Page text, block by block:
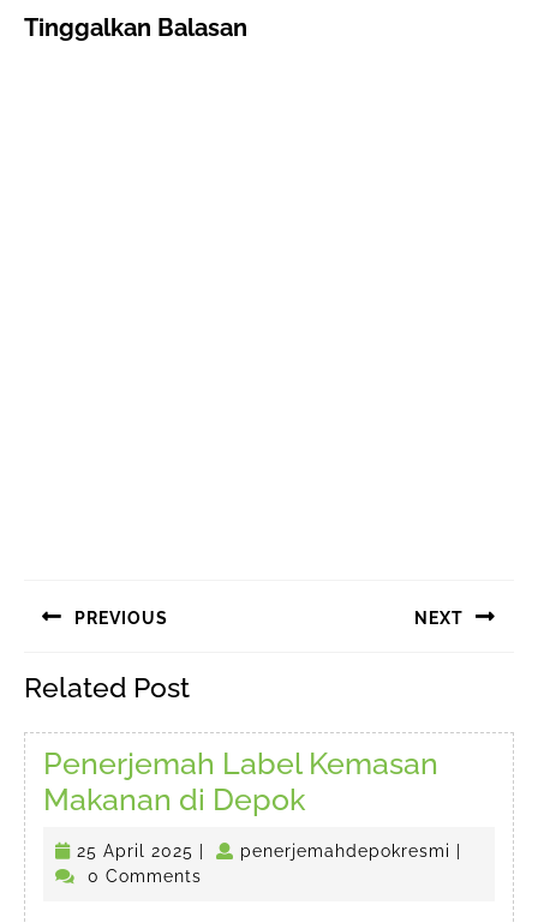
Tinggalkan Balasan
pos
PREVIOUS
post:
NEXT
Related Post
Penerjemah Label Kemasan
Makanan di DepokPenerjemah
Label
Kemasan
25 April 2025 25
April
penerjemahdepokresmi
0 Comments